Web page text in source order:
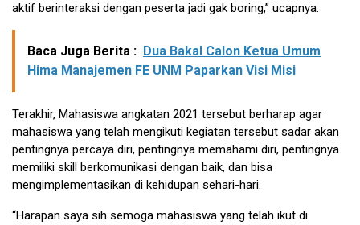
aktif berinteraksi dengan peserta jadi gak boring,” ucapnya.
Baca Juga Berita : Dua Bakal Calon Ketua Umum
Hima Manajemen FE UNM Paparkan Visi Misi
Terakhir, Mahasiswa angkatan 2021 tersebut berharap agar
mahasiswa yang telah mengikuti kegiatan tersebut sadar akan
pentingnya percaya diri, pentingnya memahami diri, pentingnya
memiliki skill berkomunikasi dengan baik, dan bisa
mengimplementasikan di kehidupan sehari-hari.
“Harapan saya sih semoga mahasiswa yang telah ikut di